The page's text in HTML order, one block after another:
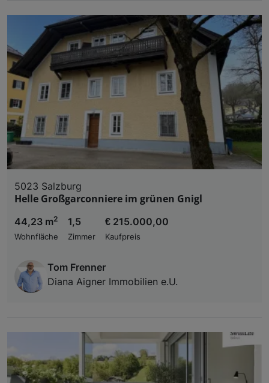
5023 Salzburg
Helle Großgarconniere im grünen Gnigl
44,23 m2
Wohnfläche
1,5
Zimmer
€ 215.000,00
Kaufpreis
Tom Frenner
Diana Aigner Immobilien e.U.